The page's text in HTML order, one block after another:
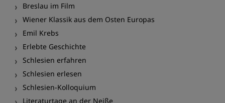
Breslau im Film
Wiener Klassik aus dem Osten Europas
Emil Krebs
Erlebte Geschichte
Schlesien erfahren
Schlesien erlesen
Schlesien-Kolloquium
Literaturtage an der Neiße